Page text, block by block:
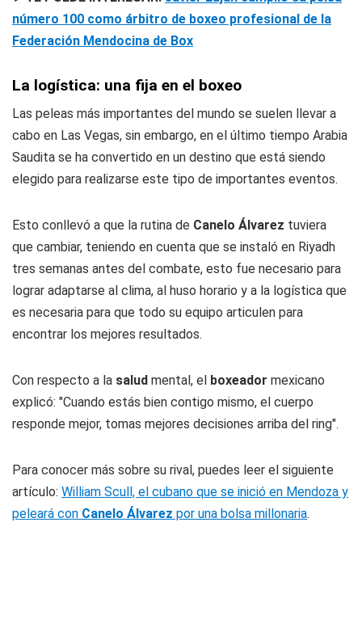
número 100 como árbitro de boxeo profesional de la
Federación Mendocina de Box
La logística: una fija en el boxeo
Las peleas más importantes del mundo se suelen llevar a
cabo en Las Vegas, sin embargo, en el último tiempo Arabia
Saudita se ha convertido en un destino que está siendo
elegido para realizarse este tipo de importantes eventos.
Esto conllevó a que la rutina de Canelo Álvarez tuviera
que cambiar, teniendo en cuenta que se instaló en Riyadh
tres semanas antes del combate, esto fue necesario para
lograr adaptarse al clima, al huso horario y a la logística que
es necesaria para que todo su equipo articulen para
encontrar los mejores resultados.
Con respecto a la salud mental, el boxeador mexicano
explicó: "Cuando estás bien contigo mismo, el cuerpo
responde mejor, tomas mejores decisiones arriba del ring".
Para conocer más sobre su rival, puedes leer el siguiente
artículo: William Scull, el cubano que se inició en Mendoza y
peleará con Canelo Álvarez por una bolsa millonaria.